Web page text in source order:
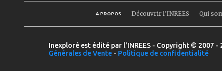
A PROPOS Découvrir l'INREES Qui
Inexploré est édité par l'INREES - Copyright © 2007
Générales de Vente - Politique de confidentialité